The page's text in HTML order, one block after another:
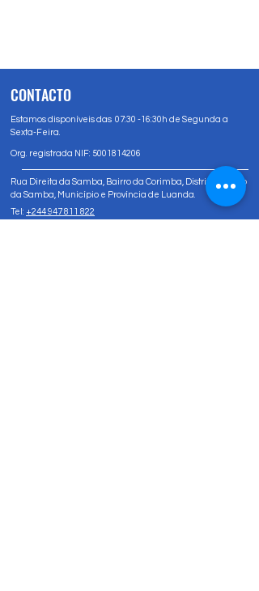
CONTACTO
Estamos disponíveis das 07:30 -16:30h de Segunda a
Sexta-Feira.
Org. registrada NIF: 5001814206
Rua Direita da Samba, Bairro da Corimba, Distrito Urbano
da Samba, Município e Província de Luanda.
Tel: +244 947 811 822